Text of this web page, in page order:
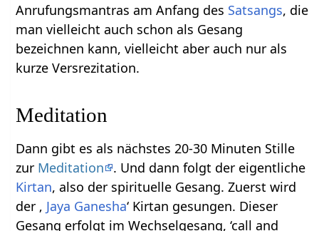
Anrufungsmantras am Anfang des Satsangs, die
man vielleicht auch schon als Gesang
bezeichnen kann, vielleicht aber auch nur als
kurze Versrezitation.
Meditation
Dann gibt es als nächstes 20-30 Minuten Stille
zur Meditation
. Und dann folgt der eigentliche
Kirtan, also der spirituelle Gesang. Zuerst wird
der ‚ Jaya Ganesha‘ Kirtan gesungen. Dieser
Gesang erfolgt im Wechselgesang, ‘call and